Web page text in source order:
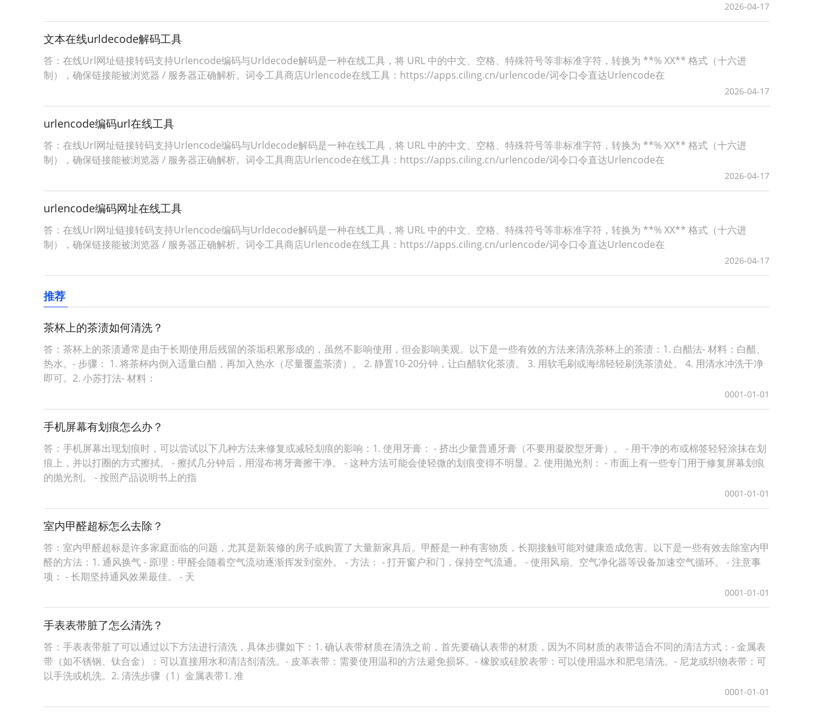
2026-04-17
文本在线urldecode解码工具
答：在线Url网址链接转码支持Urlencode编码与Urldecode解码是一种在线工具，将 URL 中的中文、空格、特殊符号等非标准字符，转换为 **% XX** 格式（十六进
制），确保链接能被浏览器 / 服务器正确解析。词令工具商店Urlencode在线工具：https://apps.ciling.cn/urlencode/词令口令直达Urlencode在
2026-04-17
urlencode编码url在线工具
答：在线Url网址链接转码支持Urlencode编码与Urldecode解码是一种在线工具，将 URL 中的中文、空格、特殊符号等非标准字符，转换为 **% XX** 格式（十六进
制），确保链接能被浏览器 / 服务器正确解析。词令工具商店Urlencode在线工具：https://apps.ciling.cn/urlencode/词令口令直达Urlencode在
2026-04-17
urlencode编码网址在线工具
答：在线Url网址链接转码支持Urlencode编码与Urldecode解码是一种在线工具，将 URL 中的中文、空格、特殊符号等非标准字符，转换为 **% XX** 格式（十六进
制），确保链接能被浏览器 / 服务器正确解析。词令工具商店Urlencode在线工具：https://apps.ciling.cn/urlencode/词令口令直达Urlencode在
2026-04-17
推荐
茶杯上的茶渍如何清洗？
答：茶杯上的茶渍通常是由于长期使用后残留的茶垢积累形成的，虽然不影响使用，但会影响美观。以下是一些有效的方法来清洗茶杯上的茶渍：1. 白醋法- 材料：白醋、
热水。- 步骤： 1. 将茶杯内倒入适量白醋，再加入热水（尽量覆盖茶渍）。 2. 静置10-20分钟，让白醋软化茶渍。 3. 用软毛刷或海绵轻轻刷洗茶渍处。 4. 用清水冲洗干净
即可。2. 小苏打法- 材料：
0001-01-01
手机屏幕有划痕怎么办？
答：手机屏幕出现划痕时，可以尝试以下几种方法来修复或减轻划痕的影响：1. 使用牙膏： - 挤出少量普通牙膏（不要用凝胶型牙膏）。 - 用干净的布或棉签轻轻涂抹在划
痕上，并以打圈的方式擦拭。 - 擦拭几分钟后，用湿布将牙膏擦干净。 - 这种方法可能会使轻微的划痕变得不明显。2. 使用抛光剂： - 市面上有一些专门用于修复屏幕划痕
的抛光剂。 - 按照产品说明书上的指
0001-01-01
室内甲醛超标怎么去除？
答：室内甲醛超标是许多家庭面临的问题，尤其是新装修的房子或购置了大量新家具后。甲醛是一种有害物质，长期接触可能对健康造成危害。以下是一些有效去除室内甲
醛的方法：1. 通风换气 - 原理：甲醛会随着空气流动逐渐挥发到室外。 - 方法： - 打开窗户和门，保持空气流通。 - 使用风扇、空气净化器等设备加速空气循环。 - 注意事
项： - 长期坚持通风效果最佳。 - 天
0001-01-01
手表表带脏了怎么清洗？
答：手表表带脏了可以通过以下方法进行清洗，具体步骤如下：1. 确认表带材质在清洗之前，首先要确认表带的材质，因为不同材质的表带适合不同的清洁方式：- 金属表
带（如不锈钢、钛合金）：可以直接用水和清洁剂清洗。- 皮革表带：需要使用温和的方法避免损坏。- 橡胶或硅胶表带：可以使用温水和肥皂清洗。- 尼龙或织物表带：可
以手洗或机洗。2. 清洗步骤（1）金属表带1. 准
0001-01-01